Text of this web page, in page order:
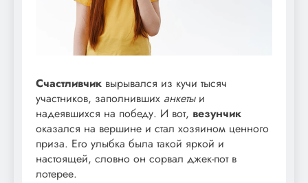
Счастливчик вырывался из кучи тысяч
участников, заполнивших анкетыи
надеявшихся на победу. И вот, везунчик
оказался на вершине и стал хозяином ценного
приза. Его улыбка была такой яркой и
настоящей, словно он сорвал джек-пот в
лотерее.